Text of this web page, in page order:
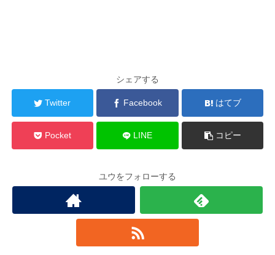
シェアする
Twitter Facebook はてブ
Pocket LINE コピー
ユウをフォローする